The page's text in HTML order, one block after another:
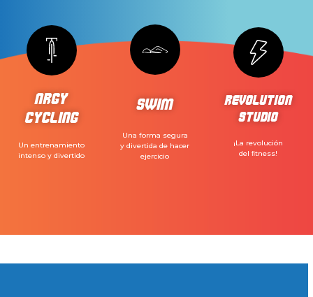
NRGY
CYCLING
Un entrenamiento
intenso y divertido
SWIM
Una forma segura
y divertida de hacer
ejercicio
REVOLUTION
STUDIO
¡La revolución
del ﬁtness!